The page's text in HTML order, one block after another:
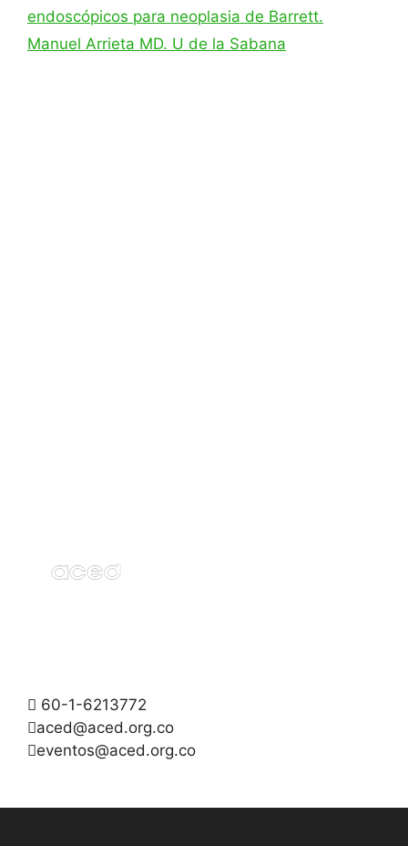
endoscópicos para neoplasia de Barrett.
Manuel Arrieta MD. U de la Sabana
60-1-6213772
aced@aced.org.co
eventos@aced.org.co